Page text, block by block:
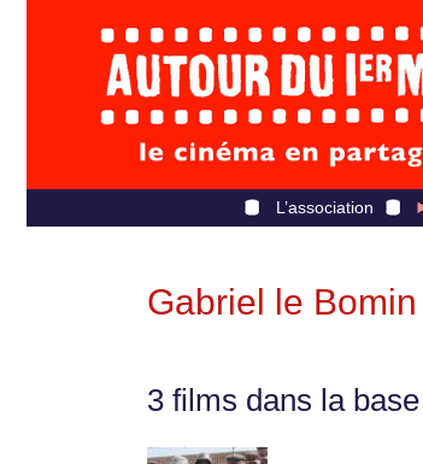
L’association
Gabriel le Bomin
3 films dans la base